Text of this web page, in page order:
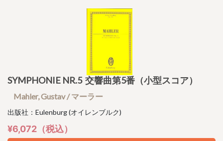
SYMPHONIE NR.5 交響曲第5番（小型スコア）
Mahler, Gustav / マーラー
出版社：Eulenburg (オイレンブルク)
¥6,072（税込）